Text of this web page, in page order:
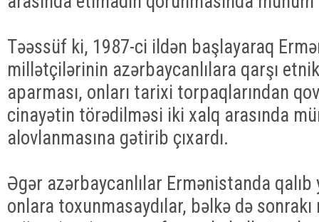
Təəssüf ki, 1987-ci ildən başlayaraq
millətçilərinin azərbaycanlılara qarşı
aparması, onları tarixi torpaqlarından
cinayətin törədilməsi iki xalq arasında
alovlanmasına gətirib çıxardı.
Əgər azərbaycanlılar Ermənistanda qalıb
onlara toxunmasaydılar, bəlkə də sonrakı